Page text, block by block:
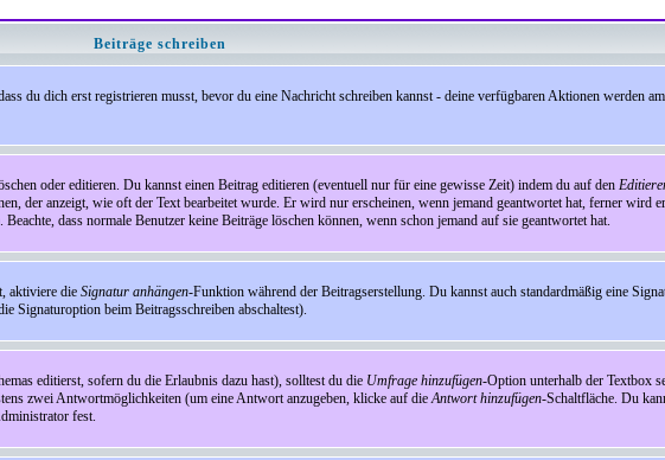
Beiträge schreiben
du dich erst registrieren musst, bevor du eine Nachricht schreiben kannst - deine verfügbaren Aktionen werden
oder editieren. Du kannst einen Beitrag editieren (eventuell nur für eine gewisse Zeit) indem du auf den
der anzeigt, wie oft der Text bearbeitet wurde. Er wird nur erscheinen, wenn jemand geantwortet hat, ferner wird
dass normale Benutzer keine Beiträge löschen können, wenn schon jemand auf sie geantwortet hat.
aktiviere die Signatur anhängen-Funktion während der Beitragserstellung. Du kannst auch standardmäßig eine
Signaturoption beim Beitragsschreiben abschaltest).
editierst, sofern du die Erlaubnis dazu hast), solltest du die Umfrage hinzufügen-Option unterhalb der Textbox
zwei Antwortmöglichkeiten (um eine Antwort anzugeben, klicke auf dieAntwort hinzufügen-Schaltfläche. Du
fest.